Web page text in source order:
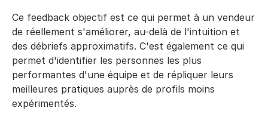
Ce feedback objectif est ce qui permet à un vendeur
de réellement s'améliorer, au-delà de l'intuition et
des débriefs approximatifs. C'est également ce qui
permet d'identifier les personnes les plus
performantes d'une équipe et de répliquer leurs
meilleures pratiques auprès de profils moins
expérimentés.